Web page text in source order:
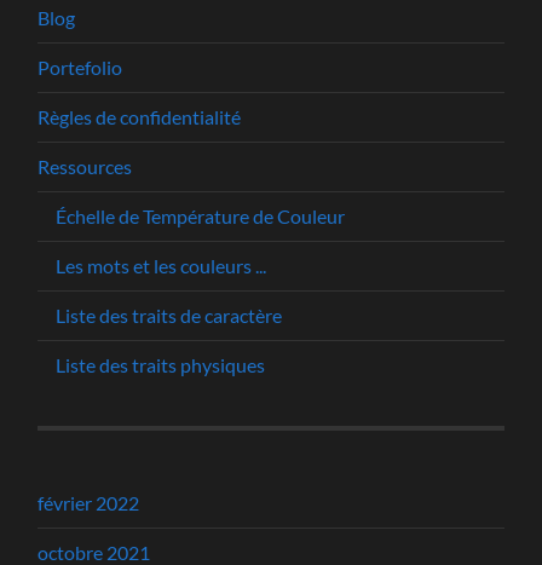
Blog
Portefolio
Règles de confidentialité
Ressources
Échelle de Température de Couleur
Les mots et les couleurs ...
Liste des traits de caractère
Liste des traits physiques
février 2022
octobre 2021